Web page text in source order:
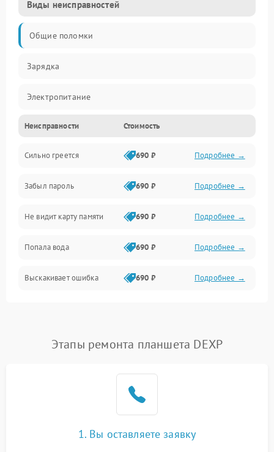
Виды неисправностей
Общие поломки
Зарядка
Электропитание
Экран и изображение
Дисплей
Экран (дисплей)
Связь
Разговор (микрофон, динамик)
Перегрев и нестабильная работа
Сеть и интернет
Память и данные
Неисправности Стоимость
Сильно греется 690 ₽ Подробнее →
Забыл пароль 690 ₽ Подробнее →
Не видит карту памяти 690 ₽ Подробнее →
Попала вода 690 ₽ Подробнее →
Выскакивает ошибка 690 ₽ Подробнее →
Этапы ремонта планшета DEXP
1. Вы оставляете заявку